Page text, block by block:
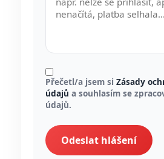
Přečetl/a jsem si Zásady
údajů a souhlasím se
údajů.
Odeslat hlášení